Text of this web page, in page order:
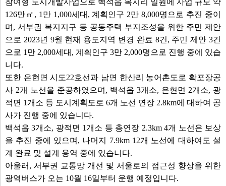
참여형 도시개발사업으로 백석읍 복지리 일원에 사업 규모 약
126만㎡, 1만 1,000세대, 계획인구 2만 8,000명으로 추진 중이
며, 서부권 복지지구 등 공동주택 부지조성을 위한 주민 제안
으로 2023년 9월 현재 용도지역 변경 완료 8건, 주민 제안 3건
으로 1만 2,000세대, 계획인구 3만 2,000명으로 진행 중에 있습
니다.
또한 은현면 시도22호선과 남면 한산리 농어촌도로 확포장공
사 2개 노선을 준공하였으며, 백석읍 3개소, 은현면 2개소, 광
적면 1개소 등 도시계획도로 6개 노선 연장 2.8km에 대하여 공
사가 진행 중에 있습니다.
백석읍 3개소, 광적면 1개소 등 총연장 2.3km 4개 노선은 보상
을 추진 중에 있으며, 나머지 7.9km 12개 노선에 대하여도 설
계 완료 및 설계 용역 중에 있습니다.
아울러, 서부권 교통망 개선 및 서울로의 접근성 향상을 위한
광역버스가 오는 10월 16일부터 운행 예정입니다.